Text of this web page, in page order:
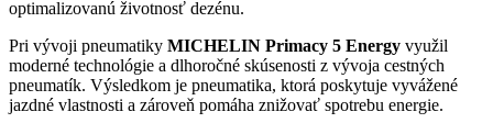
optimalizovanú životnosť dezénu.
Pri vývoji pneumatiky MICHELIN Primacy 5 Energy využil
moderné technológie a dlhoročné skúsenosti z vývoja cestných
pneumatík. Výsledkom je pneumatika, ktorá poskytuje vyvážené
jazdné vlastnosti a zároveň pomáha znižovať spotrebu energie.